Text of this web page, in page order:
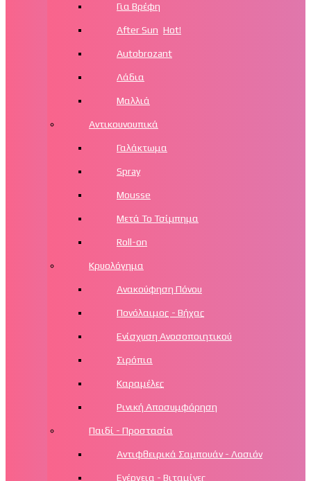
Για Βρέφη
After Sun Hot!
Autobrozant
Λάδια
Μαλλιά
Αντικουνουπικά
Γαλάκτωμα
Spray
Mousse
Μετά Το Τσίμπημα
Roll-on
Κρυολόγημα
Ανακούφηση Πόνου
Πονόλαιμος - Βήχας
Ενίσχυση Ανοσοποιητικού
Σιρόπια
Καραμέλες
Ρινική Αποσυμφόρηση
Παιδί - Προστασία
Αντιφθειρικά Σαμπουάν - Λοσιόν
Ενέργεια - Βιταμίνες